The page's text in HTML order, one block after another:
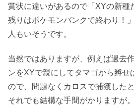
賞状に違いがあるので「XYの新種
残りはポケモンバンクで終わり！
人もいそうです。
当然ではありますが、例えば過去
ンをXYで親にしてタマゴから孵せ
ので、問題なくカロスで捕獲した
それでも結構な手間がかりますが。